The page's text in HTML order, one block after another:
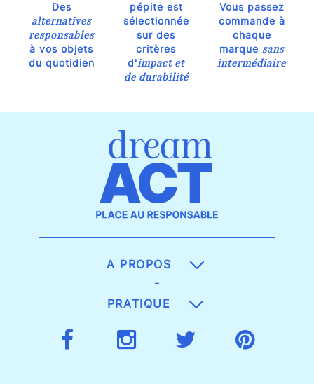
Des
alternatives
responsables
à vos objets
du quotidien
pépite est
sélectionnée
sur des
critères
d'impact et
de durabilité
Vous passez
commande à
chaque
marque sans
intermédiaire
A PROPOS
-
PRATIQUE